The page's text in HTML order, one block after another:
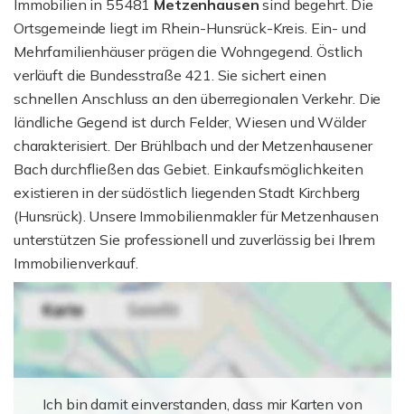
Immobilien in 55481 Metzenhausensind begehrt. Die
Ortsgemeinde liegt im Rhein-Hunsrück-Kreis. Ein- und
Mehrfamilienhäuser prägen die Wohngegend. Östlich
verläuft die Bundesstraße 421. Sie sichert einen
schnellen Anschluss an den überregionalen Verkehr. Die
ländliche Gegend ist durch Felder, Wiesen und Wälder
charakterisiert. Der Brühlbach und der Metzenhausener
Bach durchfließen das Gebiet. Einkaufsmöglichkeiten
existieren in der südöstlich liegenden Stadt Kirchberg
(Hunsrück). Unsere Immobilienmakler für Metzenhausen
unterstützen Sie professionell und zuverlässig bei Ihrem
Immobilienverkauf.
Ich bin damit einverstanden, dass mir Karten von